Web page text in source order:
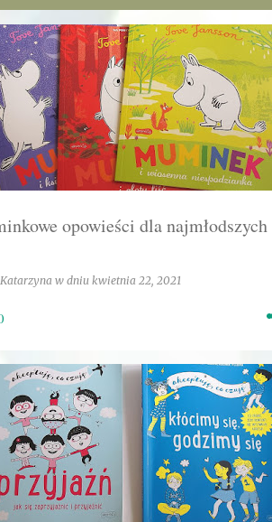
opowieści dla najmłodszych
Katarzyna w dniu kwietnia 22, 2021
EMOCJE HARPER KIDS +4
HARPER KIDS KATARZYNA PRZYJAŹŃ
+
UCZUCIA